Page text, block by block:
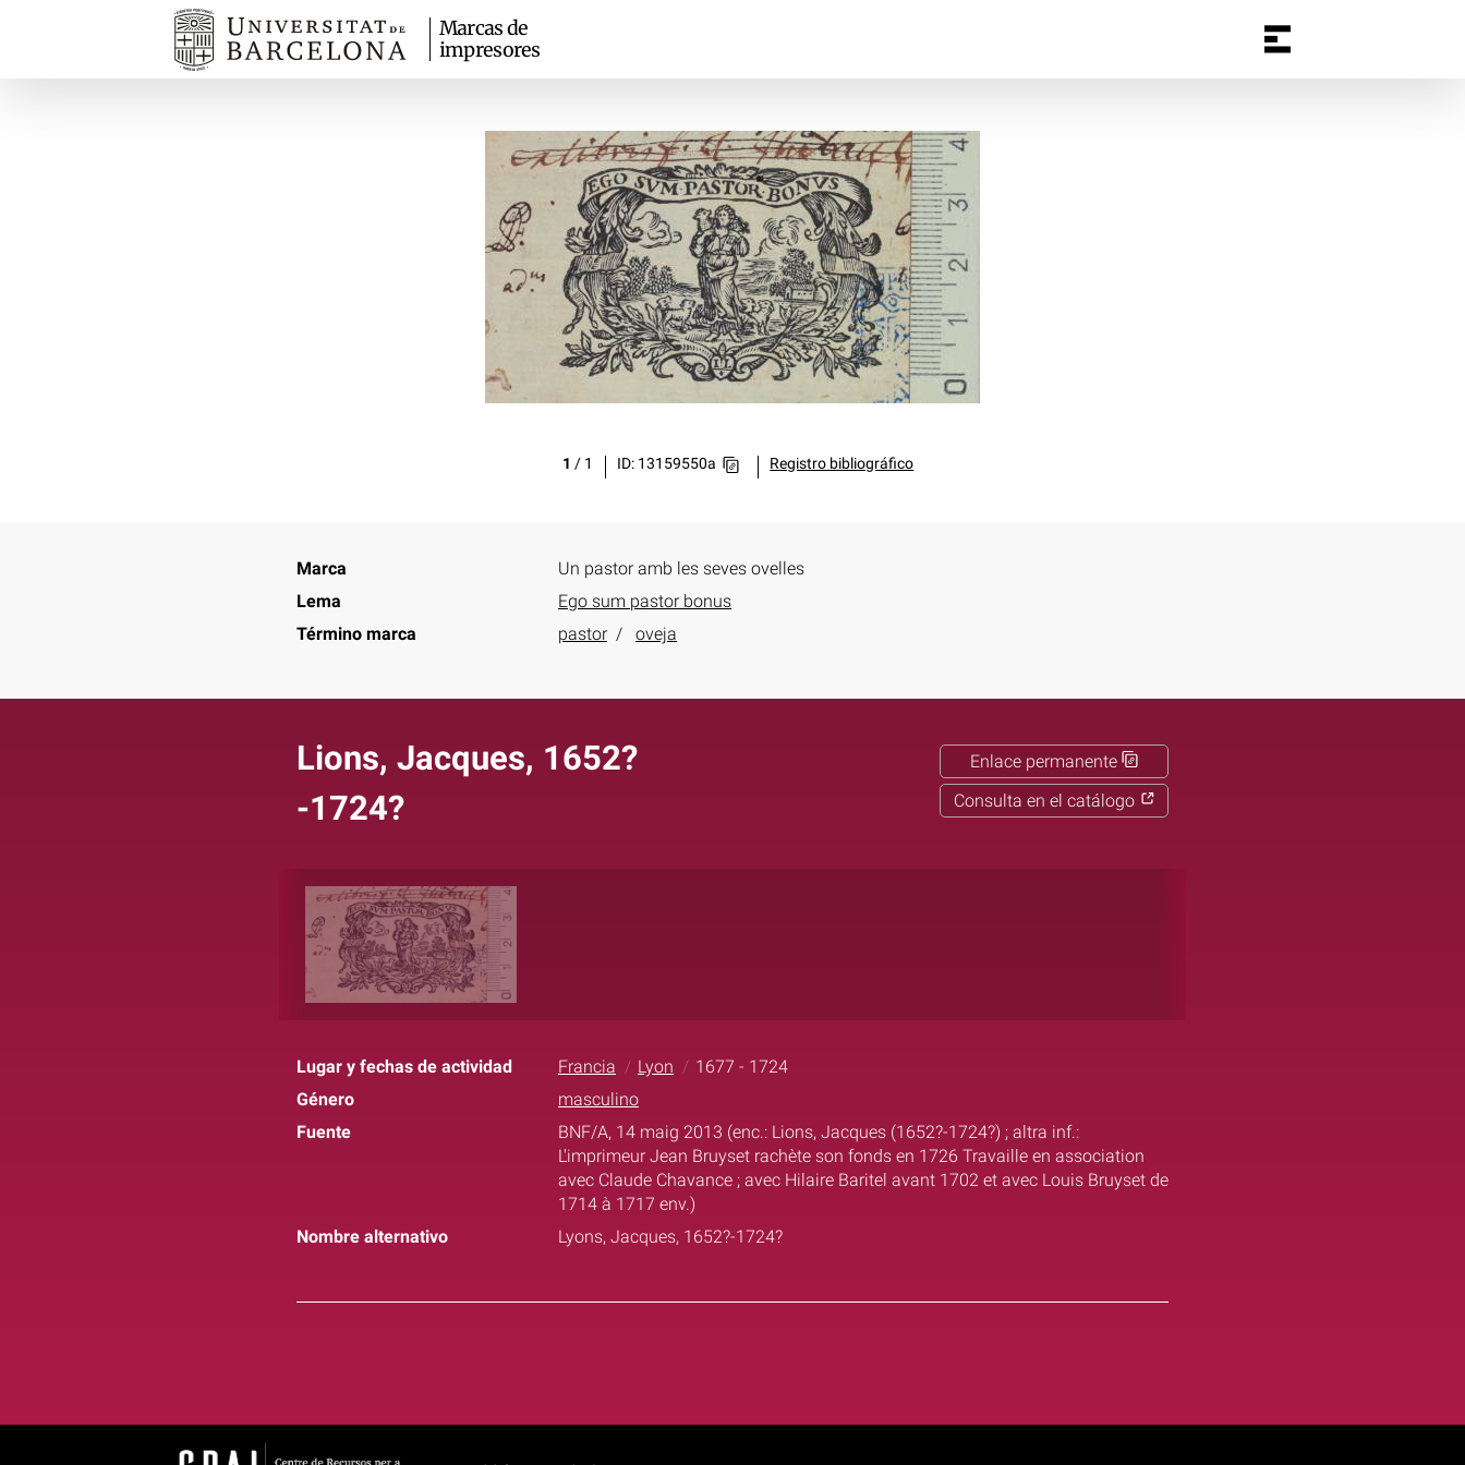
Marcas de
impresores
1 / 1 ID: 13159550a Registro bibliográfico
Marca
Un pastor amb les seves ovelles
Lema
Ego sum pastor bonus
Término marca
pastor oveja
Lions, Jacques, 1652?
-1724?
Enlace permanente
Consulta en el catálogo
Lugar y fechas de actividad Francia Lyon
1677 - 1724
Género
masculino
Fuente
BNF/A, 14 maig 2013 (enc.: Lions, Jacques (1652?-1724?) ; altra inf.:
L'imprimeur Jean Bruyset rachète son fonds en 1726 Travaille en association
avec Claude Chavance ; avec Hilaire Baritel avant 1702 et avec Louis Bruyset de
1714 à 1717 env.)
Nombre alternativo
Lyons, Jacques, 1652?-1724?